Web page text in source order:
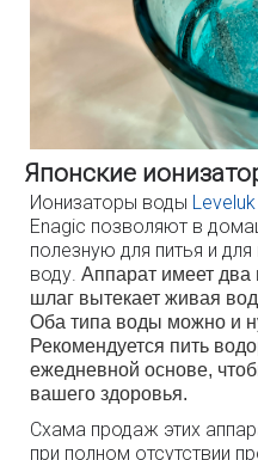
Японские
Ионизаторы воды Leveluk
Enagic позволяют в
полезную для питья и
воду. Аппарат имеет два
шлаг вытекает живая
Оба типа воды можно и
Рекомендуется пить
ежедневной основе,
вашего здоровья.
Схама продаж этих
при полном отсутствии